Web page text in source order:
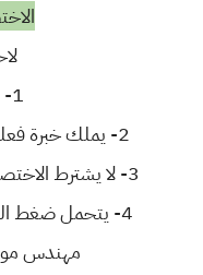
1- البصرة وتكريت
2- يملك خبرة فعلية في المجال لا تقل عن سنتين.
3- لا يشترط الاختصاص لكن يشترط المعرفة بالمجال.
4- يتحمل ضغط العمل وغير مرتبط باعمال اخرى.
مهندس